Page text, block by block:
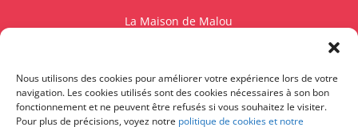
Nous utilisons des cookies pour améliorer votre expérience lors de votre
navigation. Les cookies utilisés sont des cookies nécessaires à son bon
fonctionnement et ne peuvent être refusés si vous souhaitez le visiter.
Pour plus de précisions, voyez notre politique de cookies et notre
La Maison de Malou
BE 0765.825.589
© La Maison de Malou – TDM interdit sauf accord